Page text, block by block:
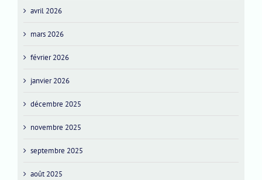
avril 2026
mars 2026
février 2026
janvier 2026
décembre 2025
novembre 2025
septembre 2025
août 2025